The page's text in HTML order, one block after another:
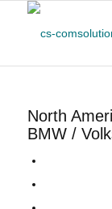
North
BMW /